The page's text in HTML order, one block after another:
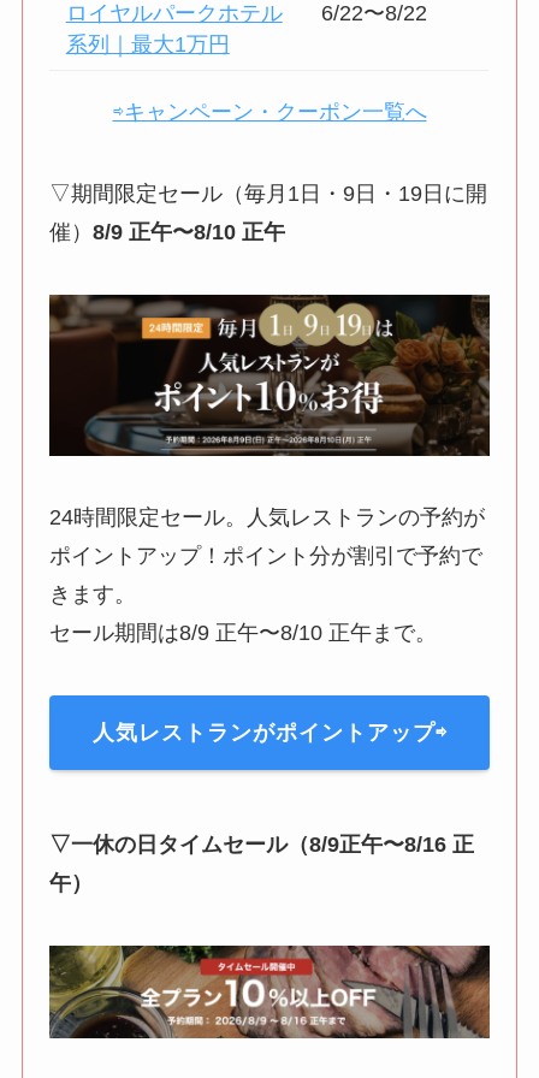
ロイヤルパークホテル
系列｜最大1万円
6/22〜8/22
⇨キャンペーン・クーポン一覧へ
▽期間限定セール（毎月1日・9日・19日に開
催）8/9 正午〜8/10 正午
24時間限定セール。人気レストランの予約が
ポイントアップ！ポイント分が割引で予約で
きます。
セール期間は8/9 正午〜8/10 正午まで。
人気レストランがポイントアップ⇨
▽一休の日タイムセール（8/9正午〜8/16 正
午）